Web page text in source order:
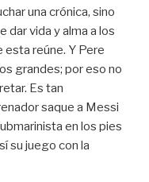
una crónica, sino
dar vida y alma a los
reúne. Y Pere
grandes; por eso no
Es tan
saque a Messi
en los pies
su juego con la